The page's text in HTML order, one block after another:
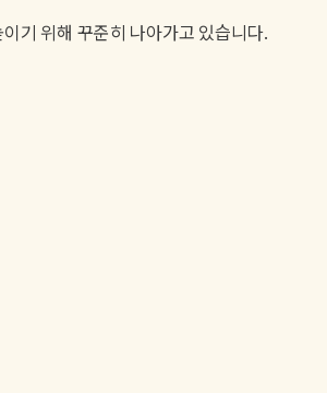
기 위해 꾸준히 나아가고 있습니다.